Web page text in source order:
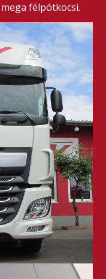
félpótkocsi.